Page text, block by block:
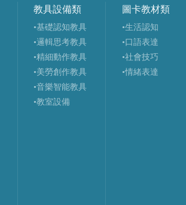
教具設備類
•基礎認知教具
•邏輯思考教具
•精細動作教具
•美勞創作教具
•音樂智能教具
•教室設備
圖卡教材類
•生活認知
•口語表達
•社會技巧
•情緒表達